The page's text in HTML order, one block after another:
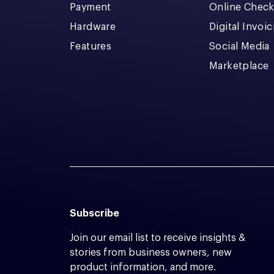
Payment
Hardware
Features
Online
Digital
Social Media
Marketplace
Subscribe
Join our email list to receive insights &
stories from business owners, new
product information, and more.